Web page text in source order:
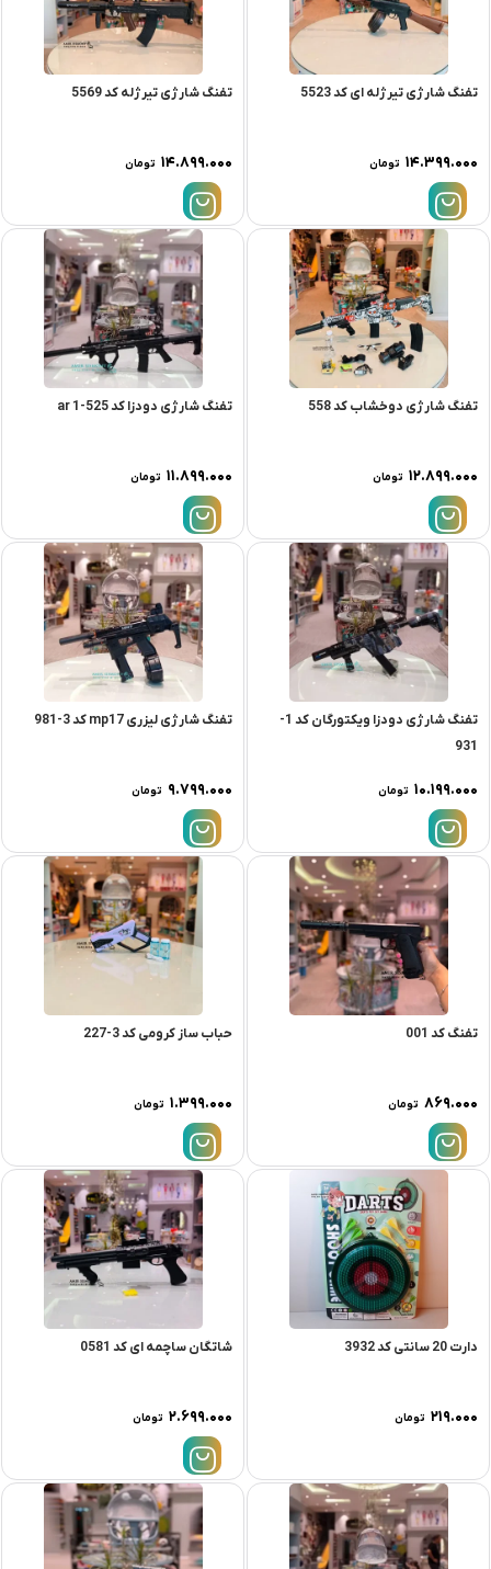
تفنگ شارژی تیرژله ای کد 5523
۱۴.۳۹۹.۰۰۰ تومان
تفنگ شارژی تیرژله کد 5569
۱۴.۸۹۹.۰۰۰ تومان
تفنگ شارژی دوخشاب کد 558
۱۲.۸۹۹.۰۰۰ تومان
تفنگ شارژی دودزا کد ar 1-525
۱۱.۸۹۹.۰۰۰ تومان
تفنگ شارژی دودزا ویکتورگان کد 1-
931
۱۰.۱۹۹.۰۰۰ تومان
تفنگ شارژی لیزری mp17 کد 3-981
۹.۷۹۹.۰۰۰ تومان
تفنگ کد 001
۸۶۹.۰۰۰ تومان
حباب ساز کرومی کد 3-227
۱.۳۹۹.۰۰۰ تومان
دارت 20 سانتی کد 3932
۲۱۹.۰۰۰ تومان
شاتگان ساچمه ای کد 0581
۲.۶۹۹.۰۰۰ تومان